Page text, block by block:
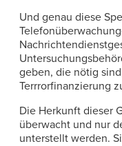
Und genau diese
geben, die nötig
Terrrorfinanzierung
Die Herkunft dieser
überwacht und nur
unterstellt werden.